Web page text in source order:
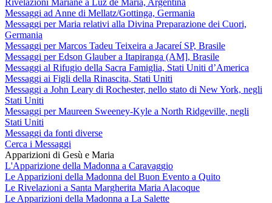
Messaggi ad Anne di Mellatz/Gottinga, Germania
Messaggi per Maria relativi alla Divina Preparazione dei Cuori,
Germania
Messaggi per Marcos Tadeu Teixeira a Jacareí SP, Brasile
Messaggi per Edson Glauber a Itapiranga (AM], Brasile
Messaggi al Rifugio della Sacra Famiglia, Stati Uniti d’America
Messaggi ai Figli della Rinascita, Stati Uniti
Messaggi a John Leary di Rochester, nello stato di New York, negli
Stati Uniti
Messaggi per Maureen Sweeney-Kyle a North Ridgeville, negli
Stati Uniti
Messaggi da fonti diverse
Cerca i Messaggi
Apparizioni di Gesù e Maria
L'Apparizione della Madonna a Caravaggio
Le Apparizioni della Madonna del Buon Evento a Quito
Le Rivelazioni a Santa Margherita Maria Alacoque
Le Apparizioni della Madonna a La Salette